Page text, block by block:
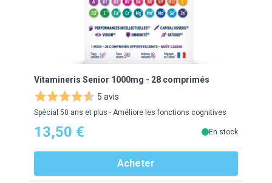
Vitamineris Senior 1000mg - 28 comprimés
5 avis
Spécial 50 ans et plus - Améliore les fonctions cognitives
13,50 € En stock
Acheter